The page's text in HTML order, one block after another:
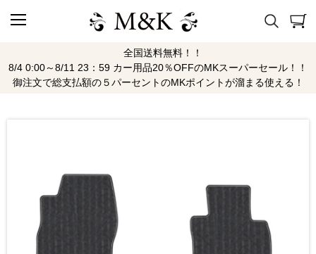
全国送料無料！！
8/4 0:00～8/11 23：59 カー用品20％OFFのMKスーパーセール！！
御注文で総支払額の５パーセントのMKポイントが溜まる使える！